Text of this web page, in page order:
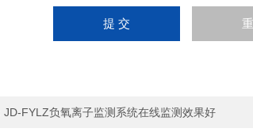
JD-FYLZ负氧离子监测系统在线监测效果好